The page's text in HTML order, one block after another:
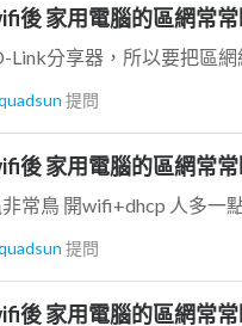
後 家用電腦的區網常
提問
後 家用電腦的區網常
提問
後 家用電腦的區網常